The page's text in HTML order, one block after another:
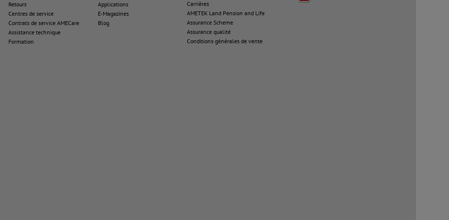
Retours
Centres de service
Contrats de service AMECare
Assistance technique
Formation
Applications
E-Magazines
Blog
Carrières
AMETEK Land Pension and Life
Assurance Scheme
Assurance qualité
Conditions générales de vente